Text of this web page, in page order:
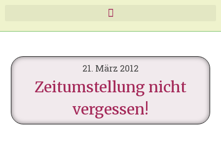
21. März 2012
Zeitumstellung nicht
vergessen!